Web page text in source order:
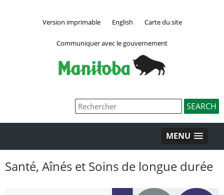
Version imprimable English Carte du site
Communiquer avec le gouvernement
MENU
Santé, Aînés et Soins de longue durée